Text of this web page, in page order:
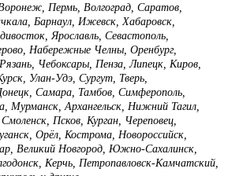
Пермь, Волгоград, Саратов,
Барнаул, Ижевск, Хабаровск,
Ярославль, Севастополь,
Набережные Челны, Оренбург,
Чебоксары, Пенза, Липецк, Киров,
Улан-Удэ, Сургут, Тверь,
Самара, Тамбов, Симферополь,
Мурманск, Архангельск, Нижний Тагил,
Псков, Курган, Череповец,
Орёл, Кострома, Новороссийск,
Великий Новгород, Южно-Сахалинск,
Керчь, Петропавловск-Камчатский,